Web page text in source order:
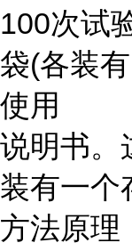
100次试
袋(各装
使用
说明书。
装有一个
方法原理